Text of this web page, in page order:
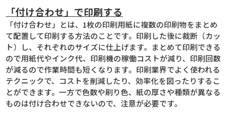
「付け合わせ」で印刷する
「付け合わせ」とは、1枚の印刷用紙に複数の印刷物をまとめ
て配置して印刷する方法のことです。印刷した後に裁断（カッ
ト）し、それぞれのサイズに仕上げます。まとめて印刷できる
ので用紙代やインク代、印刷機の稼働コストが減り、印刷回数
が減るので作業時間も短くなります。印刷業界でよく使われる
テクニックで、コストを削減したり、効率化を図ったりするこ
とができます。一方で色数や刷り色、紙の厚さや種類が異なる
ものは付け合わせできないので、注意が必要です。